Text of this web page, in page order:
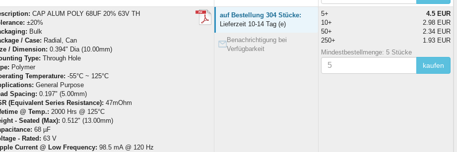
CAP ALUM POLY 68UF 20% 63V TH
±20%
Bulk
/ Case: Radial, Can
/ Dimension: 0.394" Dia (10.00mm)
Type: Through Hole
Polymer
Temperature: -55°C ~ 125°C
General Purpose
Spacing: 0.197" (5.00mm)
(Equivalent Series Resistance): 47mOhm
@ Temp.: 2000 Hrs @ 125°C
- Seated (Max): 0.512" (13.00mm)
68 µF
- Rated: 63 V
Current @ Low Frequency: 98.5 mA @ 120 Hz
auf Bestellung 304 Stücke:
Lieferzeit 10-14 Tag (e)
Benachrichtigung bei
Verfügbarkeit
5+
4.5 EUR
10+
2.98 EUR
50+
2.34 EUR
250+
1.93 EUR
Mindestbestellmenge: 5 Stücke
kaufen